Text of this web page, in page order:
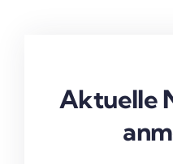
Aktuelle